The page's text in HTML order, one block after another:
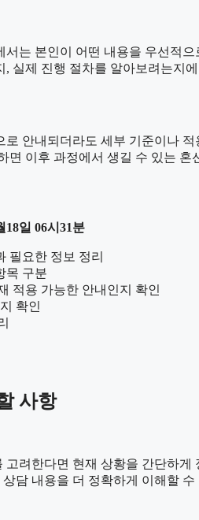
는 본인이 어떤 내용을 우선적
실제 진행 절차를 알아보려는지
안내되더라도 세부 기준이나
면 이후 과정에서 생길 수 있는 혼
18일 06시31분
필요한 정보 정리
목 구분
적용 가능한 안내인지 확인
확인
사항
려한다면 현재 상황을 간단하
담 내용을 더 정확하게 이해할